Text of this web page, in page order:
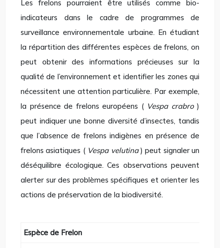
Les frelons pourraient être utilisés comme bio-
indicateurs dans le cadre de programmes de
surveillance environnementale urbaine. En étudiant
la répartition des différentes espèces de frelons, on
peut obtenir des informations précieuses sur la
qualité de l’environnement et identifier les zones qui
nécessitent une attention particulière. Par exemple,
la présence de frelons européens ( Vespa crabro )
peut indiquer une bonne diversité d’insectes, tandis
que l’absence de frelons indigènes en présence de
frelons asiatiques ( Vespa velutina) peut signaler un
déséquilibre écologique. Ces observations peuvent
alerter sur des problèmes spécifiques et orienter les
actions de préservation de la biodiversité.
Espèce de Frelon